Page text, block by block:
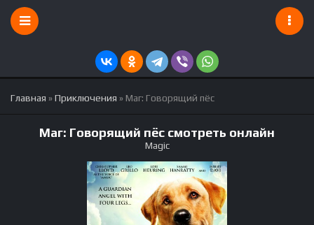
Главная »Приключения » Маг: Говорящий пёс
Маг: Говорящий пёс смотреть онлайн
Magic